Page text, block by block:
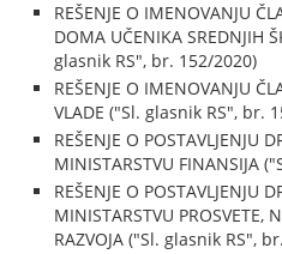
REŠENJE O IMENOVANJU
DOMA UČENIKA SREDNJIH
glasnik RS", br. 152/2020)
REŠENJE O IMENOVANJU
VLADE ("Sl. glasnik RS", br.
REŠENJE O POSTAVLJENJU
MINISTARSTVU FINANSIJA
REŠENJE O POSTAVLJENJU
MINISTARSTVU PROSVETE,
RAZVOJA ("Sl. glasnik RS",